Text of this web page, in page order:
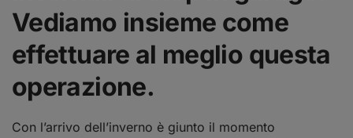
Vediamo insieme come
effettuare al meglio questa
operazione.
Con l’arrivo dell’inverno è giunto il momento